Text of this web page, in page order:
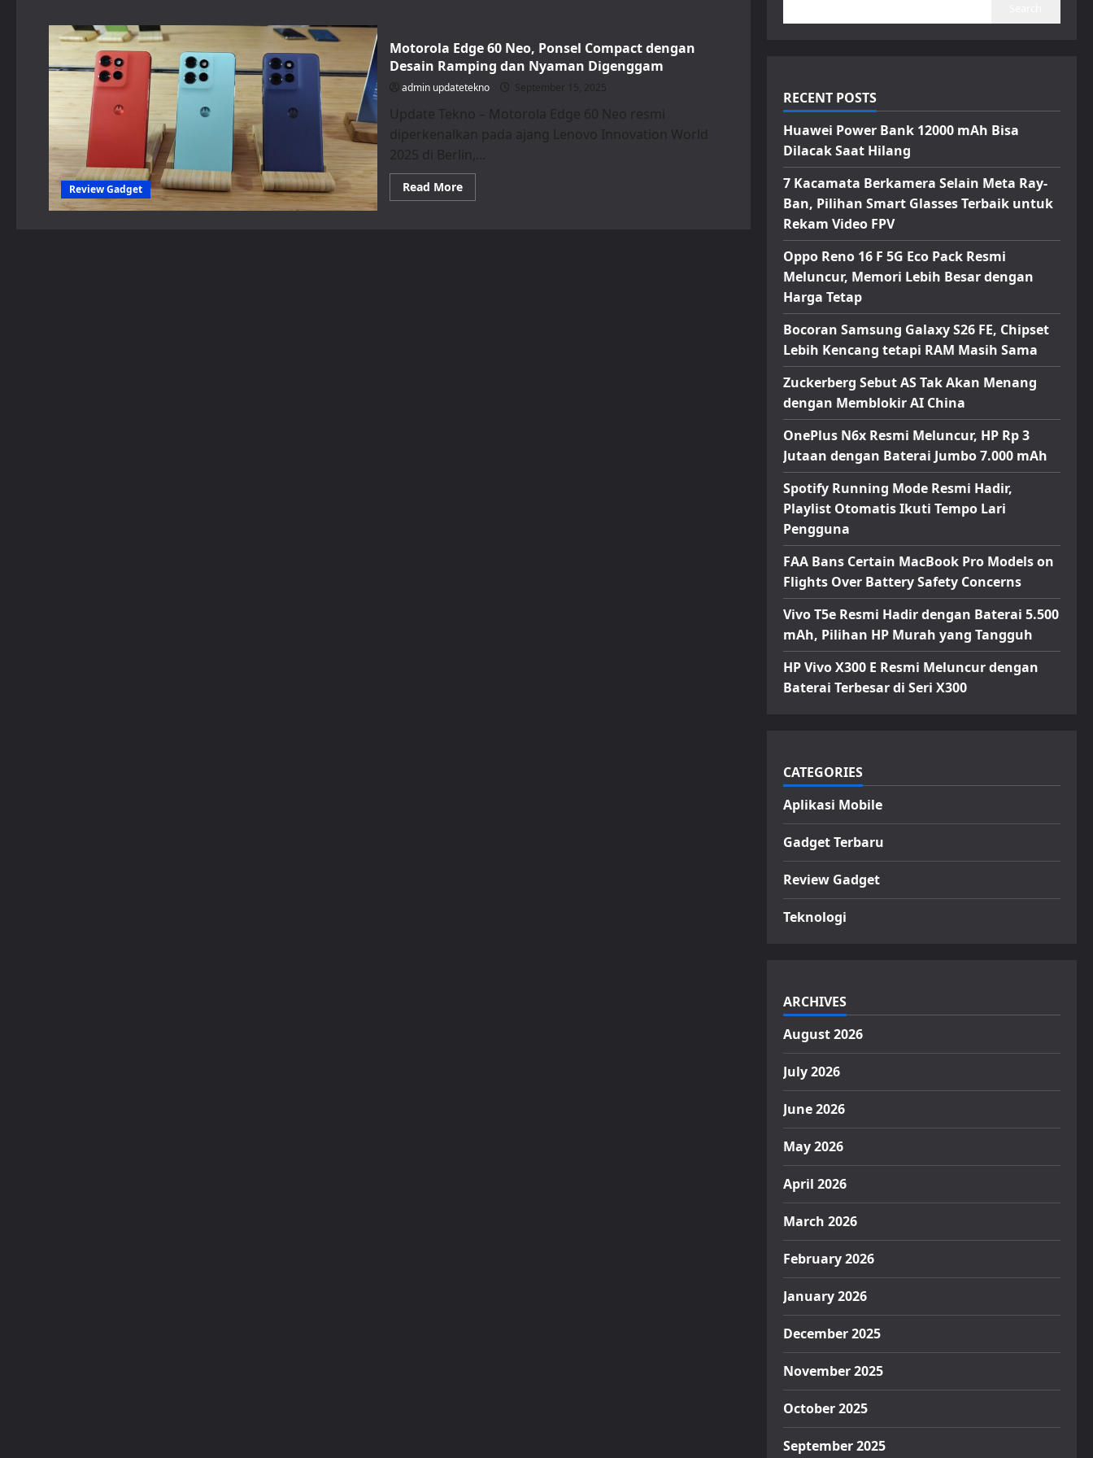
Review Gadget
Motorola Edge 60 Neo, Ponsel Compact dengan
Desain Ramping dan Nyaman Digenggam
admin updatetekno September 15, 2025
Update Tekno – Motorola Edge 60 Neo resmi
diperkenalkan pada ajang Lenovo Innovation World
2025 di Berlin,...
Read MoreRead
more
RECENT POSTS
Huawei Power Bank 12000 mAh Bisa
Dilacak Saat Hilang
7 Kacamata Berkamera Selain Meta Ray-
Ban, Pilihan Smart Glasses Terbaik untuk
Rekam Video FPV
Oppo Reno 16 F 5G Eco Pack Resmi
Meluncur, Memori Lebih Besar dengan
Harga Tetap
Bocoran Samsung Galaxy S26 FE, Chipset
Lebih Kencang tetapi RAM Masih Sama
Zuckerberg Sebut AS Tak Akan Menang
dengan Memblokir AI China
OnePlus N6x Resmi Meluncur, HP Rp 3
Jutaan dengan Baterai Jumbo 7.000 mAh
Spotify Running Mode Resmi Hadir,
Playlist Otomatis Ikuti Tempo Lari
Pengguna
FAA Bans Certain MacBook Pro Models on
Flights Over Battery Safety Concerns
Vivo T5e Resmi Hadir dengan Baterai 5.500
mAh, Pilihan HP Murah yang Tangguh
HP Vivo X300 E Resmi Meluncur dengan
Baterai Terbesar di Seri X300
CATEGORIES
Aplikasi Mobile
Gadget Terbaru
Review Gadget
Teknologi
ARCHIVES
August 2026
July 2026
June 2026
May 2026
April 2026
March 2026
February 2026
January 2026
December 2025
November 2025
October 2025
September 2025